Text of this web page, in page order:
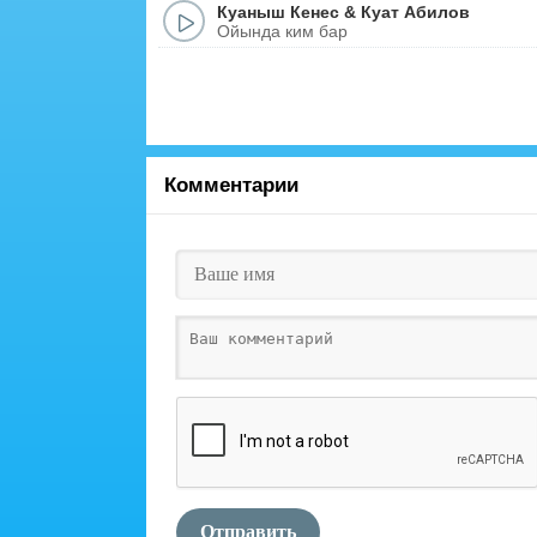
Куаныш Кенес & Куат Абилов
Ойында ким бар
Комментарии
Отправить